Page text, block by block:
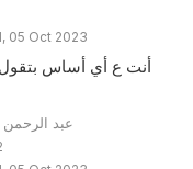
05 Oct 2023
أنت ع أي أساس بتقول
@عبد الرحمن